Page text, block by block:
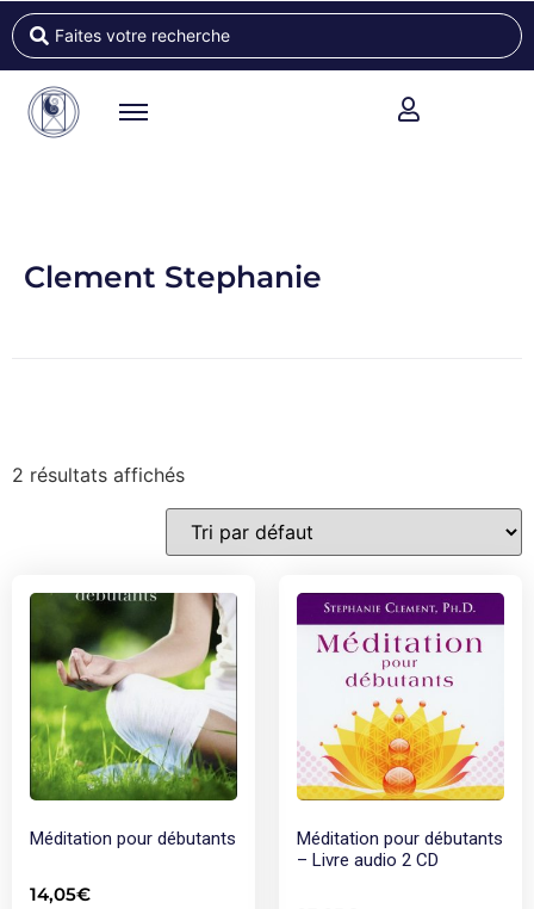
Clement Stephanie
2 résultats affichés
Méditation pour débutants
14,05€
Méditation pour débutants
– Livre audio 2 CD